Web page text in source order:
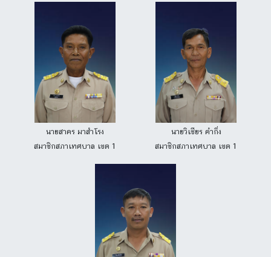
นายสาคร มาสำโรง
สมาชิกสภาเทศบาล เขต 1
นายวิเชียร คำกิ่ง
สมาชิกสภาเทศบาล เขต 1